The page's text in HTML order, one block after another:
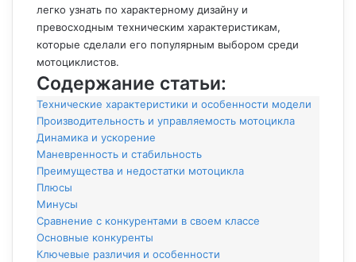
легко узнать по характерному дизайну и
превосходным техническим характеристикам,
которые сделали его популярным выбором среди
мотоциклистов.
Содержание статьи:
Технические характеристики и особенности модели
Производительность и управляемость мотоцикла
Динамика и ускорение
Маневренность и стабильность
Преимущества и недостатки мотоцикла
Плюсы
Минусы
Сравнение с конкурентами в своем классе
Основные конкуренты
Ключевые различия и особенности